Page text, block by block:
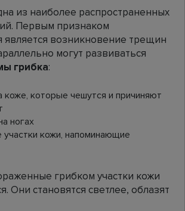
из наиболее распространенных
Первым признаком
является возникновение трещин
могут развиваться
грибка:
коже, которые чешутся и причиняют
ногах
кожи, напоминающие
грибком участки кожи
Они становятся светлее, облазят